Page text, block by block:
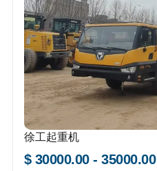
徐工起重机
$ 30000.00 - 35000.00